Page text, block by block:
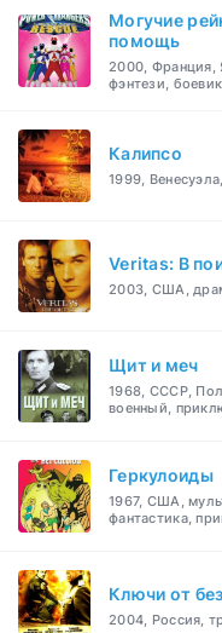
Могучие
помощь
2000, Франция,
фэнтези,
Калипсо
1999,
Veritas: В
2003, США,
Щит и меч
1968, СССР,
военный,
Геркулоиды
1967, США,
фантастика,
Ключи от
2004, Россия,